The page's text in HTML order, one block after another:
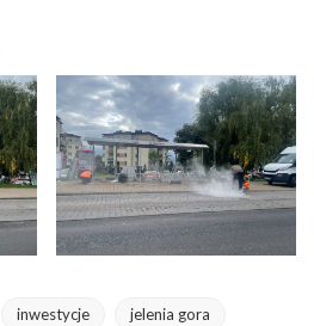
inwestycje jelenia gora